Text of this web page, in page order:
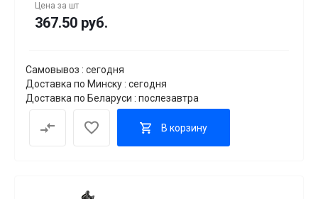
Цена за шт
367.50 руб.
Самовывоз : сегодня
Доставка по Минску : сегодня
Доставка по Беларуси : послезавтра
В корзину